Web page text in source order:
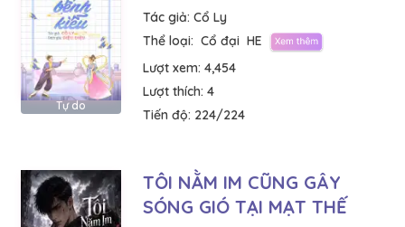
Tự do
Tác giả: Cổ Ly
Thể loại: Cổ đại HE
Lượt xem: 4,454
Lượt thích: 4
Tiến độ: 224/224
TÔI NẰM IM CŨNG GÂY
SÓNG GIÓ TẠI MẠT THẾ